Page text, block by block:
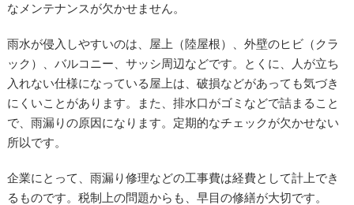
なメンテナンスが欠かせません。
雨水が侵入しやすいのは、屋上（陸屋根）、外壁のヒビ（クラ
ック）、バルコニー、サッシ周辺などです。とくに、人が立ち
入れない仕様になっている屋上は、破損などがあっても気づき
にくいことがあります。また、排水口がゴミなどで詰まること
で、雨漏りの原因になります。定期的なチェックが欠かせない
所以です。
企業にとって、雨漏り修理などの工事費は経費として計上でき
るものです。税制上の問題からも、早目の修繕が大切です。